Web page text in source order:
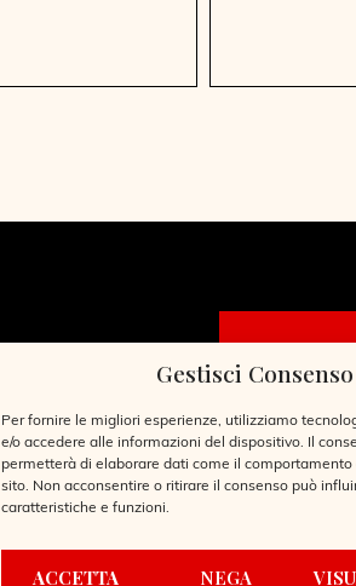
Gestisci
Per fornire le migliori esperienze, utilizziamo
e/o accedere alle informazioni del dispositivo. Il
permetterà di elaborare dati come il
sito. Non acconsentire o ritirare il consenso può
caratteristiche e funzioni.
ACCETTA NEGA